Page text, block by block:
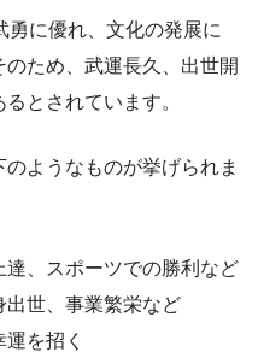
勇に優れ、文化の発展に
ため、武運長久、出世開
とされています。
ようなものが挙げられま
達、スポーツでの勝利など
出世、事業繁栄など
を招く